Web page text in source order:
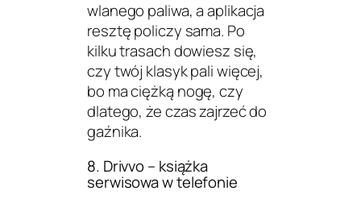
wlanego paliwa, a aplikacja
resztę policzy sama. Po
kilku trasach dowiesz się,
czy twój klasyk pali więcej,
bo ma ciężką nogę, czy
dlatego, że czas zajrzeć do
gaźnika.
8. Drivvo – książka
serwisowa w telefonie